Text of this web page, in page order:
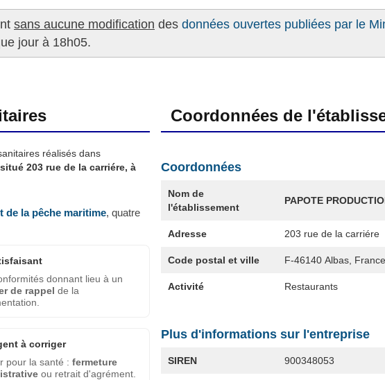
sans aucune modification des données ouvertes publiées par le
jour à 18h05.
réalisés dans
situé 203 rue de la carriére, à
de la pêche maritime, quatre
donnant lieu à un
de rappel de la
à corriger
pour la santé : fermeture
ou retrait d'agrément.
Coordonnées de
Coordonnées
Nom de
l'établissement
PAPOTE
Adresse 203 rue de la carriére
Code postal et ville F-46140 Albas, France
Activité Restaurants
Plus d'informations sur l'entreprise
SIREN 900348053